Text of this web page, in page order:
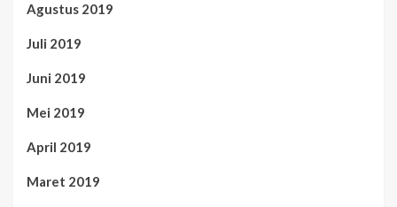
Agustus 2019
Juli 2019
Juni 2019
Mei 2019
April 2019
Maret 2019